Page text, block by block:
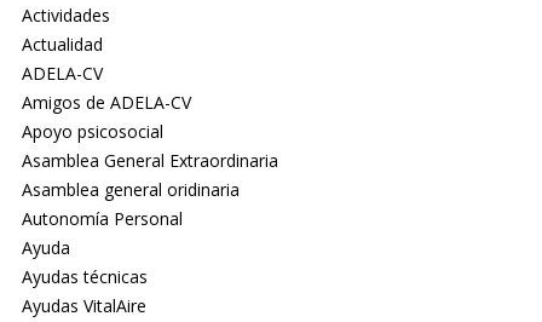
Actividades
Actualidad
ADELA-CV
Amigos de ADELA-CV
Apoyo psicosocial
Asamblea General Extraordinaria
Asamblea general oridinaria
Autonomía Personal
Ayuda
Ayudas técnicas
Ayudas VitalAire